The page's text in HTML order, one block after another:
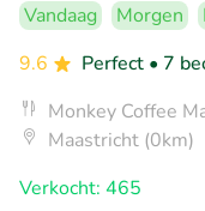
Vandaag Morgen
9.6
Perfect • 7
Monkey Coffee
Maastricht (0km)
Verkocht: 465